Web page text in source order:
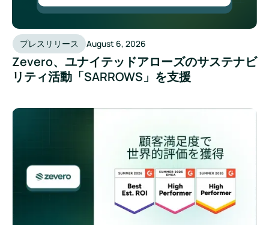
プレスリリース August 6, 2026
Zevero、ユナイテッドアローズのサステナビ
リティ活動「SARROWS」を支援